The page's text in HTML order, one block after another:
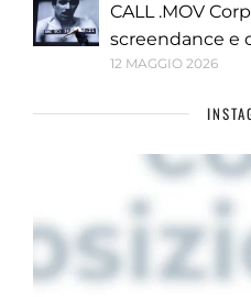
CALL .MOV
screendance e
12 MAGGIO 2026